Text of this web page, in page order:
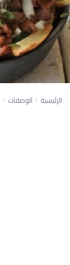
الرئيسية الوصفات